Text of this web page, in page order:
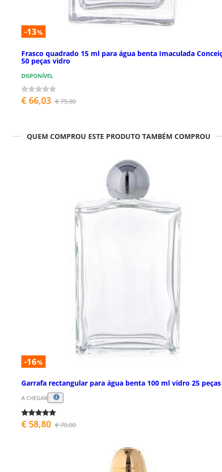
-13%
Frasco quadrado 15 ml para água benta Imaculada
50 peças vidro
DISPONÍVEL
€ 66,03 € 75,90
QUEM COMPROU ESTE PRODUTO TAMBÉM COMPROU
-16%
Garrafa rectangular para água benta 100 ml vidro 25 peças
A CHEGAR
€ 58,80 € 70,00